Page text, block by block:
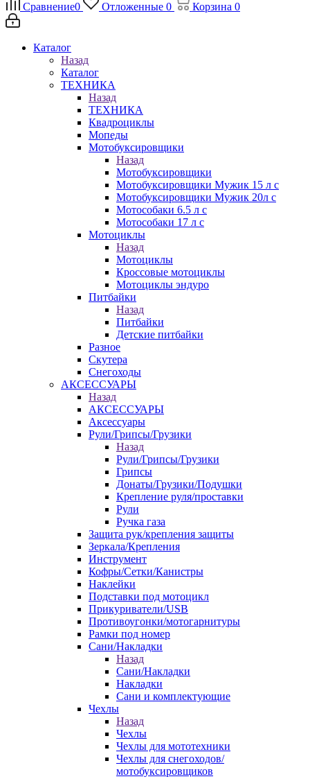
Сравнение0 Отложенные 0 Корзина 0
Каталог
Назад
Каталог
ТЕХНИКА
Назад
ТЕХНИКА
Квадроциклы
Мопеды
Мотобуксировщики
Назад
Мотобуксировщики
Мотобуксировщики Мужик 15 л с
Мотобуксировщики Мужик 20л с
Мотособаки 6.5 л с
Мотособаки 17 л с
Мотоциклы
Назад
Мотоциклы
Кроссовые мотоциклы
Мотоциклы эндуро
Питбайки
Назад
Питбайки
Детские питбайки
Разное
Скутера
Снегоходы
АКСЕССУАРЫ
Назад
АКСЕССУАРЫ
Аксессуары
Рули/Грипсы/Грузики
Назад
Рули/Грипсы/Грузики
Грипсы
Донаты/Грузики/Подушки
Крепление руля/проставки
Рули
Ручка газа
Защита рук/крепления защиты
Зеркала/Крепления
Инструмент
Кофры/Сетки/Канистры
Наклейки
Подставки под мотоцикл
Прикуриватели/USB
Противоугонки/мотогарнитуры
Рамки под номер
Сани/Накладки
Назад
Сани/Накладки
Накладки
Сани и комплектующие
Чехлы
Назад
Чехлы
Чехлы для мототехники
Чехлы для снегоходов/
мотобуксировщиков